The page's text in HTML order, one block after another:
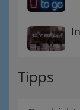
Tipps